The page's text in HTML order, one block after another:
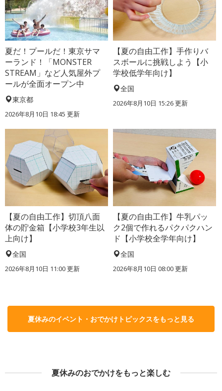
夏だ！プールだ！東京サマ
ーランド！「MONSTER
STREAM」など人気屋外プ
ールが全面オープン中
東京都
2026年8月10日 18:45 更新
【夏の自由工作】手作りバ
スボールに挑戦しよう【小
学校低学年向け】
全国
2026年8月10日 15:26更新
【夏の自由工作】切頂八面
体の貯金箱【小学校3年生以
上向け】
全国
2026年8月10日 11:00更新
【夏の自由工作】牛乳パッ
ク2個で作れるパクパクハン
ド【小学校全学年向け】
全国
2026年8月10日 08:00更新
夏休みのイベント・おでかけトピックスをもっと見る
夏休みのおでかけをもっと楽しむ